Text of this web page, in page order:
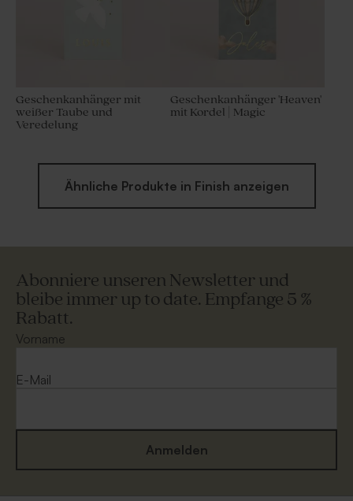
Geschenkanhänger mit
weißer Taube und
Veredelung
Geschenkanhänger 'Heaven'
mit Kordel | Magic
Ähnliche Produkte in Finish anzeigen
Abonniere unseren Newsletter und
bleibe immer up to date. Empfange 5 %
Rabatt.
Vorname
E-Mail
Anmelden